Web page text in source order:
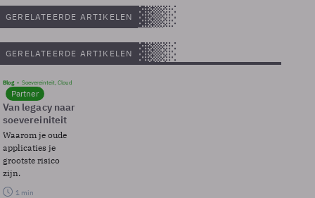
GERELATEERDE ARTIKELEN
GERELATEERDE ARTIKELEN
Blog Soevereinteit, Cloud
Partner
Van legacy naar
soevereiniteit
Waarom je oude
applicaties je
grootste risico
zijn.
1 min